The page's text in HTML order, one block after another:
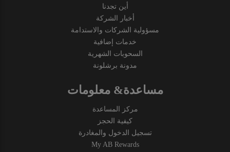
أين تجدنا
أخبار الشركة
مسؤولية الشركات والاستدامة
خدمات إضافية
السحوبات الشهرية
مدونة برشلونة
مساعدة& معلومات
مركز المساعدة
كيفية الحجز
تسجيل الدخول والمغادرة
My AB Rewards